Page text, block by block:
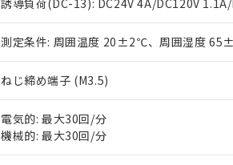
誘導負荷(DC-13): DC24V 4A/DC120V
測定条件: 周囲温度 20±2℃、周囲湿度
ねじ締め端子 (M3.5)
電気的: 最大30回/分
機械的: 最大30回/分
い。
正式な納期状況および標準価格は
当社販売員にご相談ください。
オムロン制御機器販売店や当社販
在庫状況および標準価格結果を当
マイパーツ機能（部品リスト作成
ている必要があります。
お客様が当ウェブサイト上で当社
※2 対応予定月
部品在庫の切り替え状況などにより、予
※3 非含有証明書ダウンロード
DBP(フタル酸ジブチル) : 1000ppm、 DIBP(フタル
DEHP(フタル酸ビス(2-エチルヘキシル)) : 1000ppm
※2 環境保護使用期限
「ｅ」：有害物質（10物質）のすべて
「10」：通常の使用状況下において有
味します。
当社は貴社製品を、核兵器、ミサ
当社は、貴社製品を第三者に販売
また当社は、販売先および販売に
たしません。
○ 一定数以上の在庫あり
△ 一定数には満たないが在庫あり
－
在庫なし(最新の在庫状況につ
機器販売店・当社販売員にご
空
白
受注生産機種、また在庫状況